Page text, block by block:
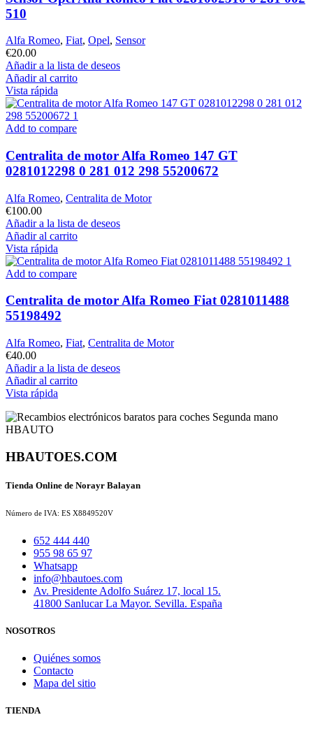
510
Alfa Romeo, Fiat, Opel, Sensor
€20.00
Añadir a la lista de deseos
Añadir al carrito
Vista rápida
Add to compare
Centralita de motor Alfa Romeo 147 GT
0281012298 0 281 012 298 55200672
Alfa Romeo, Centralita de Motor
€100.00
Añadir a la lista de deseos
Añadir al carrito
Vista rápida
Add to compare
Centralita de motor Alfa Romeo Fiat 0281011488
55198492
Alfa Romeo, Fiat, Centralita de Motor
€40.00
Añadir a la lista de deseos
Añadir al carrito
Vista rápida
HBAUTOES.COM
Tienda Online de Norayr Balayan
Número de IVA: ES X8849520V
652 444 440
955 98 65 97
Whatsapp
info@hbautoes.com
Av. Presidente Adolfo Suárez 17, local 15.
41800 Sanlucar La Mayor. Sevilla. España
NOSOTROS
Quiénes somos
Contacto
Mapa del sitio
TIENDA